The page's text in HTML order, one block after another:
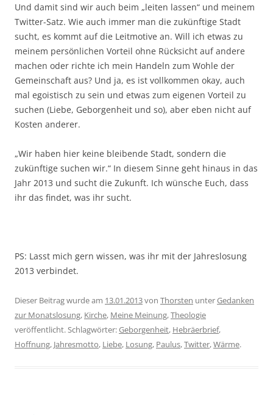
Und damit sind wir auch beim „leiten lassen“ und meinem
Twitter-Satz. Wie auch immer man die zukünftige Stadt
sucht, es kommt auf die Leitmotive an. Will ich etwas zu
meinem persönlichen Vorteil ohne Rücksicht auf andere
machen oder richte ich mein Handeln zum Wohle der
Gemeinschaft aus? Und ja, es ist vollkommen okay, auch
mal egoistisch zu sein und etwas zum eigenen Vorteil zu
suchen (Liebe, Geborgenheit und so), aber eben nicht auf
Kosten anderer.
„Wir haben hier keine bleibende Stadt, sondern die
zukünftige suchen wir.“ In diesem Sinne geht hinaus in das
Jahr 2013 und sucht die Zukunft. Ich wünsche Euch, dass
ihr das findet, was ihr sucht.
PS: Lasst mich gern wissen, was ihr mit der Jahreslosung
2013 verbindet.
Dieser Beitrag wurde am 13.01.2013von Thorsten unterGedanken
zur Monatslosung, Kirche, Meine Meinung,Theologie
veröffentlicht. Schlagwörter:Geborgenheit, Hebräerbrief,
Hoffnung, Jahresmotto, Liebe, Losung, Paulus,Twitter,Wärme.